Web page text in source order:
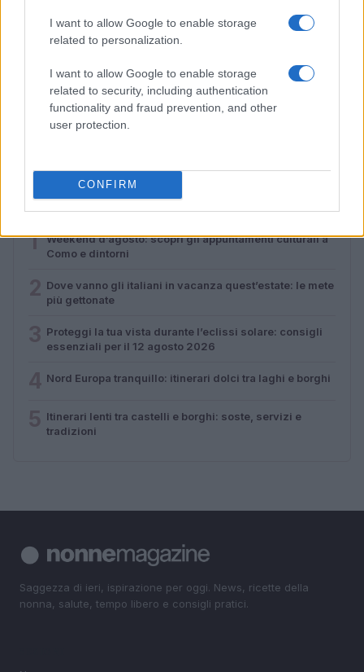
I want to allow Google to enable storage
related to personalization.
I want to allow Google to enable storage
related to security, including authentication
functionality and fraud prevention, and other
user protection.
CONFIRM
Proteggi la tua vista durante l’eclissi solare: consigli
essenziali per il 12 agosto 2026
Luca Bellini · 4 Ago 2026
PIÙ LETTI
1
Weekend d’agosto: scopri gli appuntamenti culturali a
Como e dintorni
Dove vanno gli italiani in vacanza quest’estate: le mete
più gettonate
Proteggi la tua vista durante l’eclissi solare: consigli
essenziali per il 12 agosto 2026
Nord Europa tranquillo: itinerari dolci tra laghi e borghi
Itinerari lenti tra castelli e borghi: soste, servizi e
tradizioni
Saggezza di ieri, ispirazione per oggi. News, ricette della
nonna, salute, tempo libero e consigli pratici.